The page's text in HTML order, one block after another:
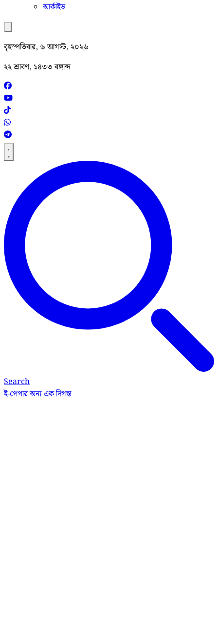
আর্কাইভ
বৃহস্পতিবার, ৬ আগস্ট, ২০২৬
২২ শ্রাবণ, ১৪৩৩ বঙ্গাব্দ
Search
ই-পেপারঅন্য এক দিগন্ত